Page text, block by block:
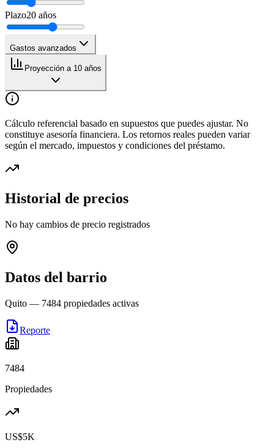
Plazo20 años
Gastos avanzados
Proyección a 10 años
Cálculo referencial basado en supuestos que puedes ajustar. No
constituye asesoría financiera. Los retornos reales pueden variar
según el mercado, impuestos y condiciones del préstamo.
Historial de precios
No hay cambios de precio registrados
Datos del barrio
Quito — 7484 propiedades activas
Reporte
7484
Propiedades
US$5K